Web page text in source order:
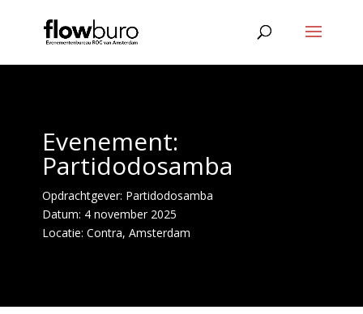
Evenement:
Partidodosamba
Opdrachtgever: Partidodosamba
Datum: 4 november 2025
Locatie: Contra, Amsterdam